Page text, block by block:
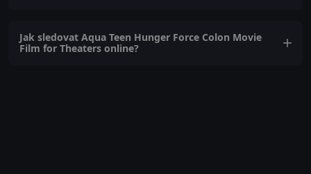
Jak sledovat Aqua Teen Hunger Force Colon Movie
Film for Theaters online?